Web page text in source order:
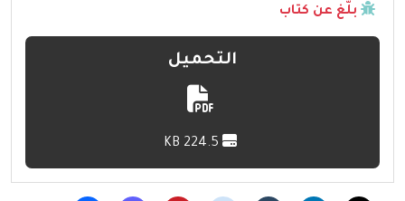
بلّغ عن كتاب
التحميل